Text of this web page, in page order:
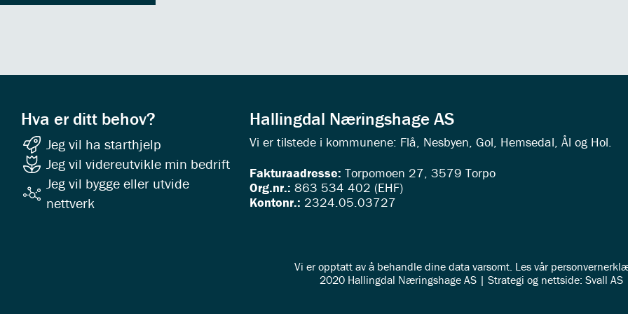
Hva er ditt behov?
Jeg vil ha starthjelp
Jeg vil videreutvikle min bedrift
Jeg vil bygge eller utvide
nettverk
Hallingdal Næringshage AS
Vi er tilstede i kommunene: Flå, Nesbyen, Gol, Hemsedal, Ål og Hol.
Fakturaadresse: Torpomoen 27, 3579 Torpo
Org.nr.: 863 534 402 (EHF)
Kontonr.: 2324.05.03727
Vi er opptatt av å behandle dine data varsomt. Les vår
2020 Hallingdal Næringshage AS | Strategi og nettside: Svall AS